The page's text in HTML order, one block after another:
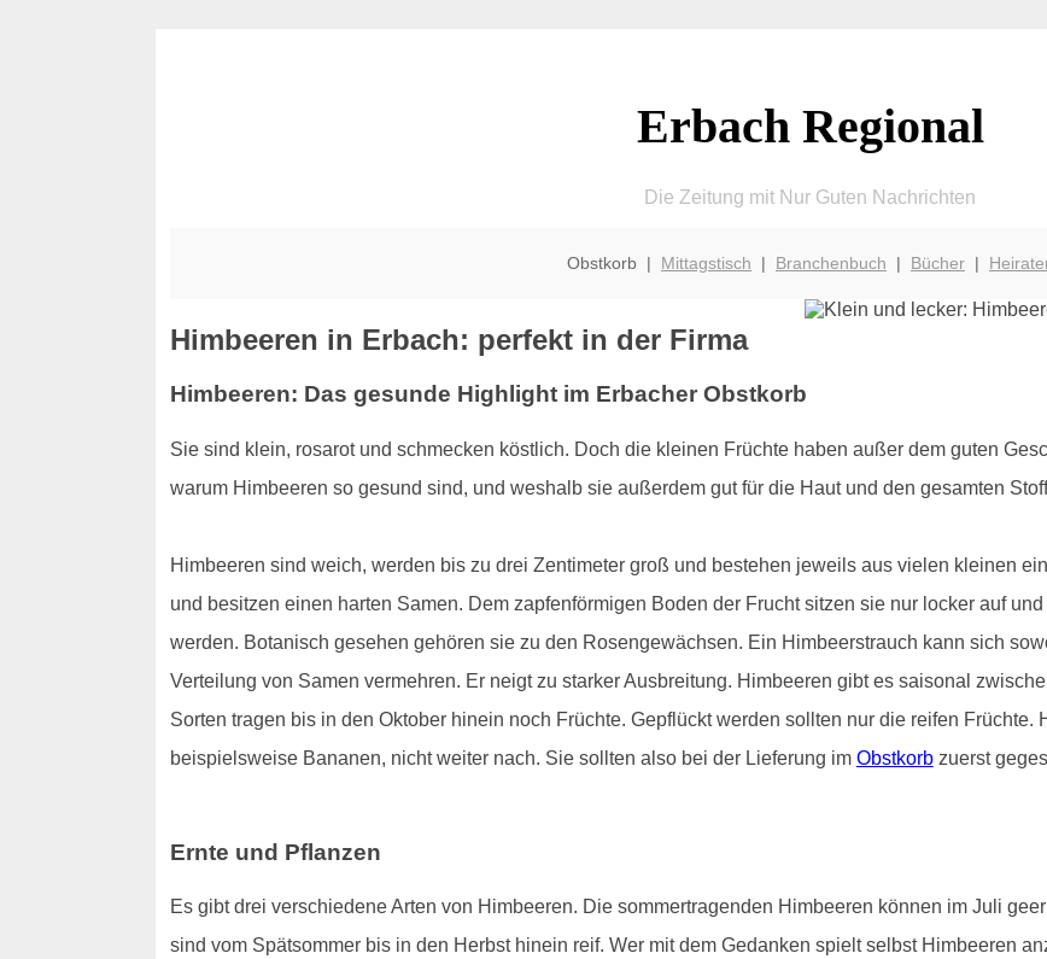
Erbach Regional
Die Zeitung mit Nur Guten Nachrichten
Obstkorb | Mittagstisch | Branchenbuch | Bücher|
Himbeeren in Erbach: perfekt in der Firma
Himbeeren: Das gesunde Highlight im Erbacher Obstkorb
Sie sind klein, rosarot und schmecken köstlich. Doch die kleinen Früchte haben außer dem guten
warum Himbeeren so gesund sind, und weshalb sie außerdem gut für die Haut und den gesamten
Himbeeren sind weich, werden bis zu drei Zentimeter groß und bestehen jeweils aus vielen kleinen
und besitzen einen harten Samen. Dem zapfenförmigen Boden der Frucht sitzen sie nur locker auf
werden. Botanisch gesehen gehören sie zu den Rosengewächsen. Ein Himbeerstrauch kann sich
Verteilung von Samen vermehren. Er neigt zu starker Ausbreitung. Himbeeren gibt es saisonal
Sorten tragen bis in den Oktober hinein noch Früchte. Gepflückt werden sollten nur die reifen Früchte.
beispielsweise Bananen, nicht weiter nach. Sie sollten also bei der Lieferung im Obstkorbzuerst
Ernte und Pflanzen
Es gibt drei verschiedene Arten von Himbeeren. Die sommertragenden Himbeeren können im Juli
sind vom Spätsommer bis in den Herbst hinein reif. Wer mit dem Gedanken spielt selbst Himbeeren